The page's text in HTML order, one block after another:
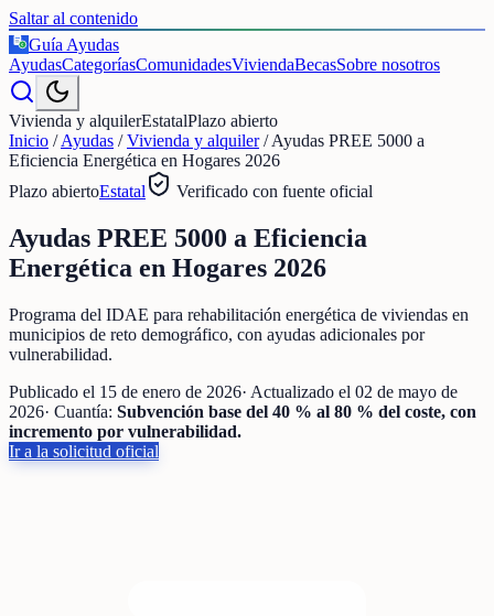
Saltar al contenido
€
Guía Ayudas
AyudasCategoríasComunidadesViviendaBecasSobre nosotros
Vivienda y alquilerEstatalPlazo abierto
Inicio /Ayudas /Vivienda y alquiler/Ayudas PREE 5000 a
Eficiencia Energética en Hogares 2026
Plazo abiertoEstatal Verificado con fuente oficial
Ayudas PREE 5000 a Eficiencia
Energética en Hogares 2026
Programa del IDAE para rehabilitación energética de viviendas en
municipios de reto demográfico, con ayudas adicionales por
vulnerabilidad.
Publicado el 15 de enero de 2026· Actualizado el 02 de mayo de
2026· Cuantía: Subvención base del 40 % al 80 % del coste, con
incremento por vulnerabilidad.
Ir a la solicitud oficial